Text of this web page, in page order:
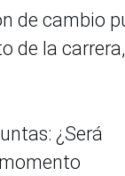
de cambio
de la carrera,
¿Será